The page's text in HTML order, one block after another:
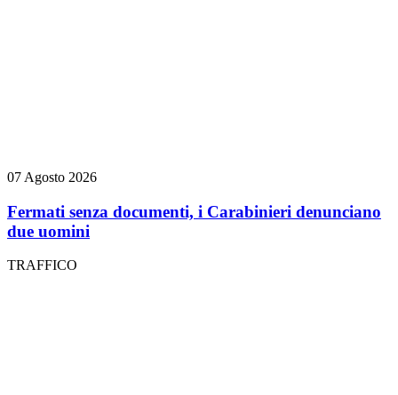
07 Agosto 2026
Fermati senza documenti, i Carabinieri denunciano
due uomini
TRAFFICO